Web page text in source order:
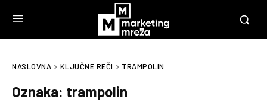
NASLOVNA KLJUČNE REČI TRAMPOLIN
Oznaka: trampolin